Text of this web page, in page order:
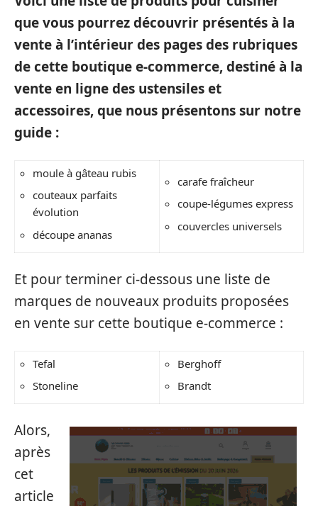
que vous pourrez découvrir présentés à la
vente à l’intérieur des pages des rubriques
de cette boutique e-commerce, destiné à la
vente en ligne des ustensiles et
accessoires, que nous présentons sur notre
guide :
moule à gâteau rubis
couteaux parfaits
évolution
découpe ananas
carafe fraîcheur
coupe-légumes express
couvercles universels
Et pour terminer ci-dessous une liste de
marques de nouveaux produits proposées
en vente sur cette boutique e-commerce :
Tefal
Stoneline
Berghoff
Brandt
Alors,
après
cet
article